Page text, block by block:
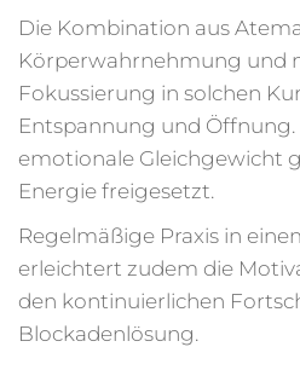
Die Kombination aus
Körperwahrnehmung und
Fokussierung in solchen
Entspannung und
emotionale Gleichgewicht
Energie freigesetzt.
Regelmäßige Praxis in
erleichtert zudem die
den kontinuierlichen
Blockadenlösung.